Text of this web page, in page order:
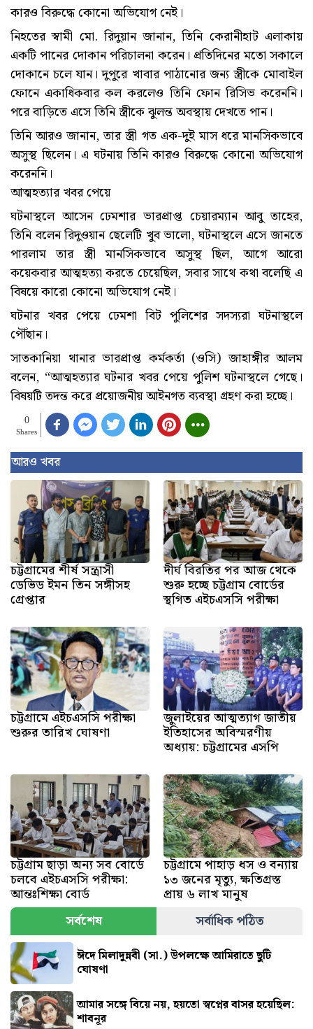
কারও বিরুদ্ধে কোনো অভিযোগ নেই।
নিহতের স্বামী মো. রিদুয়ান জানান, তিনি কেরানীহাট এলাকায়
একটি পানের দোকান পরিচালনা করেন। প্রতিদিনের মতো সকালে
দোকানে চলে যান। দুপুরে খাবার পাঠানোর জন্য স্ত্রীকে মোবাইল
ফোনে একাধিকবার কল করলেও তিনি ফোন রিসিভ করেননি।
পরে বাড়িতে এসে তিনি স্ত্রীকে ঝুলন্ত অবস্থায় দেখতে পান।
তিনি আরও জানান, তার স্ত্রী গত এক-দুই মাস ধরে মানসিকভাবে
অসুস্থ ছিলেন। এ ঘটনায় তিনি কারও বিরুদ্ধে কোনো অভিযোগ
করেননি।
আত্মহত্যার খবর পেয়ে
ঘটনাস্থলে আসেন ঢেমশার ভারপ্রাপ্ত চেয়ারম্যান আবু তাহের,
তিনি বলেন রিদুওয়ান ছেলেটি খুব ভালো, ঘটনাস্থলে এসে জানতে
পারলাম তার স্ত্রী মানসিকভাবে অসুস্থ ছিল, আগে আরো
কয়েকবার আত্মহত্যা করতে চেয়েছিল, সবার সাথে কথা বলেছি এ
বিষয়ে কারো কোনো অভিযোগ নেই।
ঘটনার খবর পেয়ে ঢেমশা বিট পুলিশের সদস্যরা ঘটনাস্থলে
পৌঁছান।
সাতকানিয়া থানার ভারপ্রাপ্ত কর্মকর্তা (ওসি) জাহাঙ্গীর আলম
বলেন, “আত্মহত্যার ঘটনার খবর পেয়ে পুলিশ ঘটনাস্থলে গেছে।
বিষয়টি তদন্ত করে প্রয়োজনীয় আইনগত ব্যবস্থা গ্রহণ করা হচ্ছে।
0
Shares
আরও খবর
চট্টগ্রামের শীর্ষ সন্ত্রাসী
ডেভিড ইমন তিন সঙ্গীসহ
গ্রেপ্তার
দীর্ঘ বিরতির পর আজ থেকে
শুরু হচ্ছে চট্টগ্রাম বোর্ডের
স্থগিত এইচএসসি পরীক্ষা
চট্টগ্রামে এইচএসসি পরীক্ষা
শুরুর তারিখ ঘোষণা
জুলাইয়ের আত্মত্যাগ জাতীয়
ইতিহাসের অবিস্মরণীয়
অধ্যায়: চট্টগ্রামের এসপি
চট্টগ্রাম ছাড়া অন্য সব বোর্ডে
চলবে এইচএসসি পরীক্ষা:
আন্তঃশিক্ষা বোর্ড
চট্টগ্রামে পাহাড় ধস ও বন্যায়
১৩ জনের মৃত্যু, ক্ষতিগ্রস্ত
প্রায় ৬ লাখ মানুষ
সর্বশেষ
সর্বাধিক পঠিত
ঈদে মিলাদুন্নবী (সা.) উপলক্ষে আমিরাতে ছুটি
ঘোষণা
আমার সঙ্গে বিয়ে নয়, হয়তো স্বপ্নের বাসর হয়েছিল:
শাবনূর